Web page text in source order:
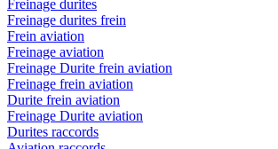
Freinage durites
Freinage durites frein
Frein aviation
Freinage aviation
Freinage Durite frein aviation
Freinage frein aviation
Durite frein aviation
Freinage Durite aviation
Durites raccords